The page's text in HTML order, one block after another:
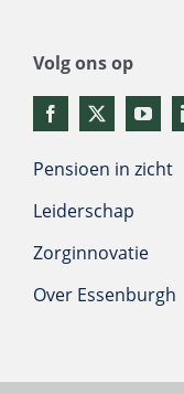
Volg ons op
Pensioen in zicht
Leiderschap
Zorginnovatie
Over Essenburgh